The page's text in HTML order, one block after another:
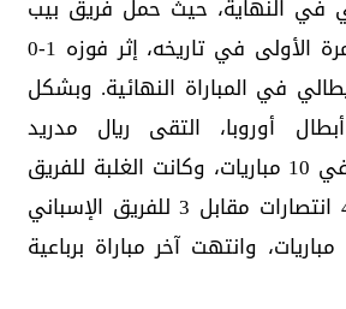
في النهاية، حيث حمل فريق بيب
غواردويلا اللقب للمرة الأولى في تاريخه، إثر فوزه 1-0
في المباراة النهائية. وبشكل
أوروبا، التقى ريال مدريد
ومانشستر سيتي في 10 مباريات، وكانت الغلبة للفريق
الإنجليزي بمجموع 4 انتصارات مقابل 3 للفريق الإسباني
وانتهت آخر مباراة برباعية